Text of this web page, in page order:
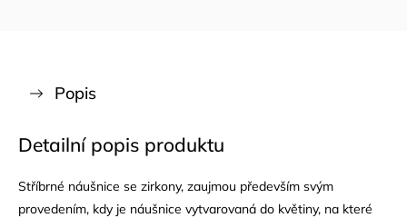
Popis
Detailní popis produktu
Stříbrné náušnice se zirkony, zaujmou především svým
provedením, kdy je náušnice vytvarovaná do květiny, na které